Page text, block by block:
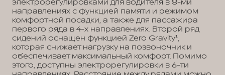
электрорегулировками для водителя в 8-ми
направлениях с функцией памяти и режимом
комфортной посадки, а также для пассажира
первого ряда в 4-х направлениях. Второй ряд
сидений оснащен функцией Zero Gravity¹,
которая снижает нагрузку на позвоночник и
обеспечивает максимальный комфорт. Помимо
этого, доступны электрорегулировки в 6-ти